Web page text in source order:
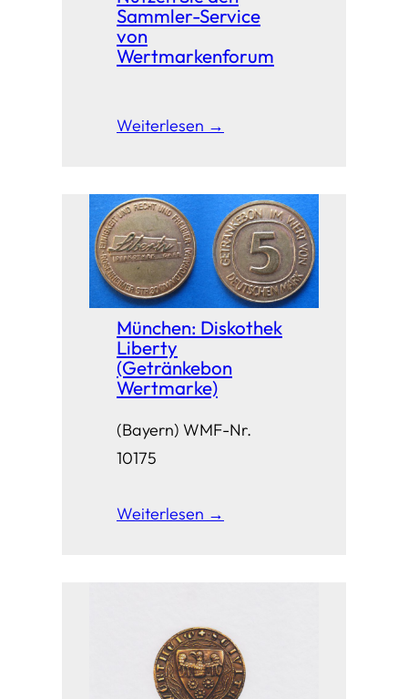
Sammler-Service
von
Wertmarkenforum
Weiterlesen →
München: Diskothek
Liberty
(Getränkebon
Wertmarke)
(Bayern) WMF-Nr.
10175
Weiterlesen →